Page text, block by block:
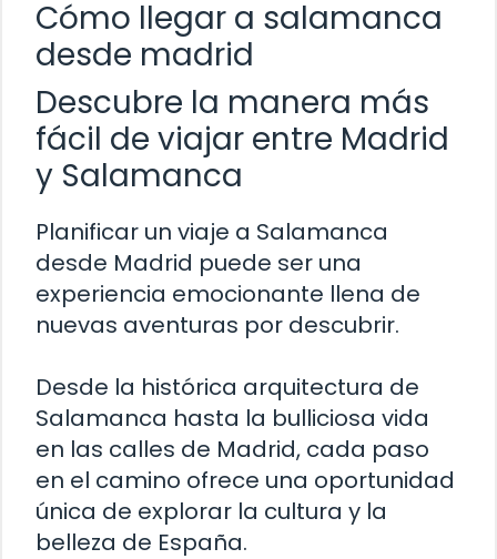
Cómo llegar a salamanca
desde madrid
Descubre la manera más
fácil de viajar entre Madrid
y Salamanca
Planificar un viaje a Salamanca
desde Madrid puede ser una
experiencia emocionante llena de
nuevas aventuras por descubrir.
Desde la histórica arquitectura de
Salamanca hasta la bulliciosa vida
en las calles de Madrid, cada paso
en el camino ofrece una oportunidad
única de explorar la cultura y la
belleza de España.